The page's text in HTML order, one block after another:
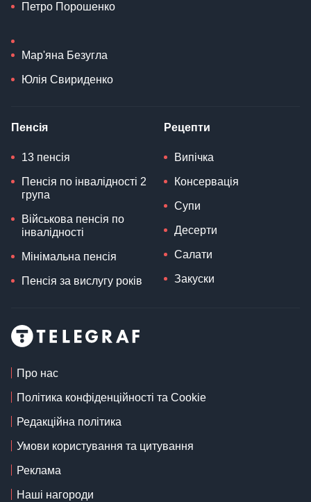
Петро Порошенко
Мар'яна Безугла
Юлія Свириденко
Пенсія
13 пенсія
Пенсія по інвалідності 2
група
Військова пенсія по
інвалідності
Мінімальна пенсія
Пенсія за вислугу років
Рецепти
Випічка
Консервація
Супи
Десерти
Салати
Закуски
Про нас
Політика конфіденційності та Cookie
Редакційна політика
Умови користування та цитування
Реклама
Наші нагороди